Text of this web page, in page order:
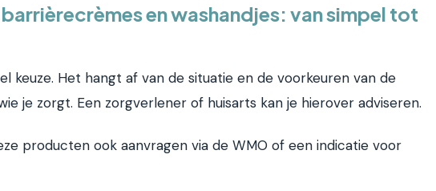
en washandjes: van simpel tot
keuze. Het hangt af van de situatie en de voorkeuren van de
je zorgt. Een zorgverlener of huisarts kan je hierover adviseren.
producten ook aanvragen via de WMO of een indicatie voor